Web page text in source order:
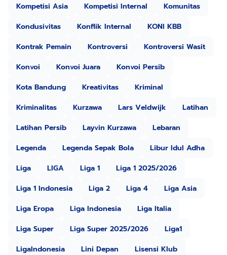
Kompetisi Asia
Kompetisi Internal
Komunitas
Kondusivitas
Konflik Internal
KONI KBB
Kontrak Pemain
Kontroversi
Kontroversi Wasit
Konvoi
Konvoi Juara
Konvoi Persib
Kota Bandung
Kreativitas
Kriminal
Kriminalitas
Kurzawa Lars Veldwijk
Latihan
Latihan Persib
Layvin Kurzawa
Lebaran
Legenda
Legenda Sepak Bola
Libur Idul Adha
Liga
LIGA Liga 1
Liga 1 2025/2026
Liga 1 Indonesia
Liga 2 Liga 4
Liga Asia
Liga Eropa
Liga Indonesia
Liga Italia
Liga Super
Liga Super 2025/2026
Liga1
LigaIndonesia
Lini Depan
Lisensi Klub